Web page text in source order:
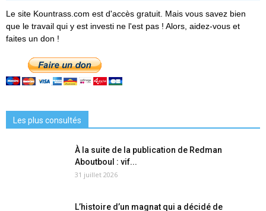
Le site Kountrass.com est d'accès gratuit. Mais vous savez bien
que le travail qui y est investi ne l'est pas ! Alors, aidez-vous et
faites un don !
Les plus consultés
À la suite de la publication de Redman
Aboutboul : vif...
31 juillet 2026
L’histoire d’un magnat qui a décidé de